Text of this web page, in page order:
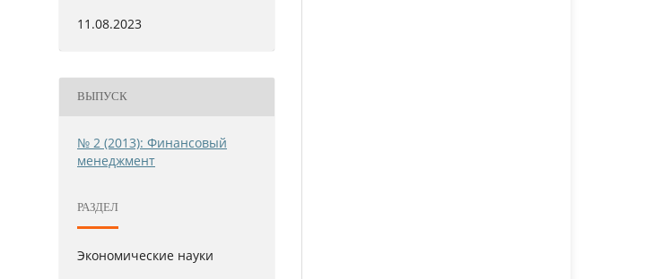
11.08.2023
ВЫПУСК
№ 2 (2013): Финансовый
менеджмент
РАЗДЕЛ
Экономические науки